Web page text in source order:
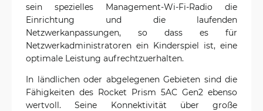
sein spezielles Management-Wi-Fi-Radio die
Einrichtung und die laufenden
Netzwerkanpassungen, so dass es für
Netzwerkadministratoren ein Kinderspiel ist, eine
optimale Leistung aufrechtzuerhalten.
In ländlichen oder abgelegenen Gebieten sind die
Fähigkeiten des Rocket Prism 5AC Gen2 ebenso
wertvoll. Seine Konnektivität über große